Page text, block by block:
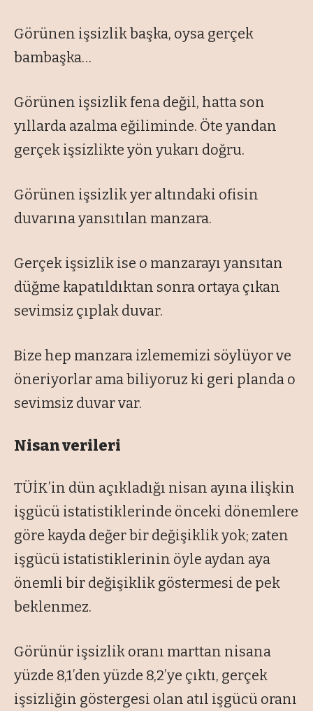
Görünen işsizlik başka, oysa gerçek
bambaşka…
Görünen işsizlik fena değil, hatta son
yıllarda azalma eğiliminde. Öte yandan
gerçek işsizlikte yön yukarı doğru.
Görünen işsizlik yer altındaki ofisin
duvarına yansıtılan manzara.
Gerçek işsizlik ise o manzarayı yansıtan
düğme kapatıldıktan sonra ortaya çıkan
sevimsiz çıplak duvar.
Bize hep manzara izlememizi söylüyor ve
öneriyorlar ama biliyoruz ki geri planda o
sevimsiz duvar var.
Nisan verileri
TÜİK’in dün açıkladığı nisan ayına ilişkin
işgücü istatistiklerinde önceki dönemlere
göre kayda değer bir değişiklik yok; zaten
işgücü istatistiklerinin öyle aydan aya
önemli bir değişiklik göstermesi de pek
beklenmez.
Görünür işsizlik oranı marttan nisana
yüzde 8,1’den yüzde 8,2’ye çıktı, gerçek
işsizliğin göstergesi olan atıl işgücü oranı